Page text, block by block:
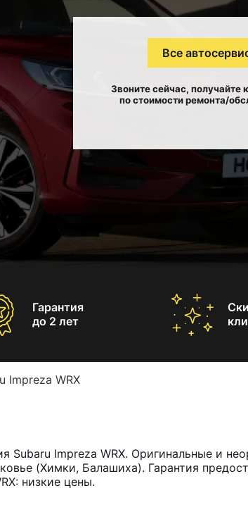
Все
Звоните сейчас, получайте
по стоимости ремонта/
Гарантия
до 2 лет
Impreza WRX
Subaru Impreza WRX. Оригинальные и
(Химки, Балашиха). Гарантия
низкие цены.